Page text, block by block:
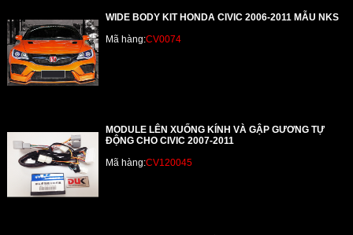
WIDE BODY KIT HONDA CIVIC 2006-2011 MẪU NKS
Mã hàng:CV0074
MODULE LÊN XUỐNG KÍNH VÀ GẬP GƯƠNG TỰ
ĐỘNG CHO CIVIC 2007-2011
Mã hàng:CV120045